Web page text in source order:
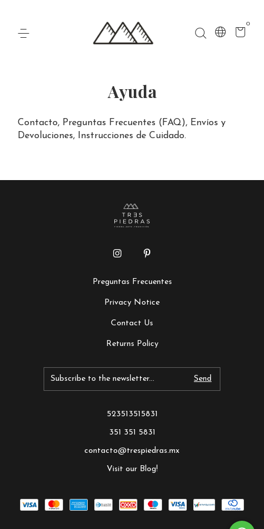
0
Ayuda
Contacto, Preguntas Frecuentes (FAQ), Envíos y
Devoluciones, Instrucciones de Cuidado.
Preguntas Frecuentes
Privacy Notice
Contact Us
Returns Policy
523513515831
351 351 5831
contacto@trespiedras.mx
Visit our Blog!